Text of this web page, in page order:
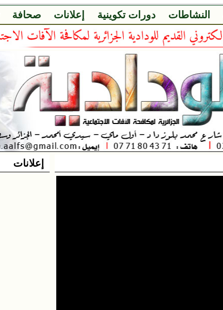
النشاطات دورات تكوينية إعلانات صحافة
إعلانات